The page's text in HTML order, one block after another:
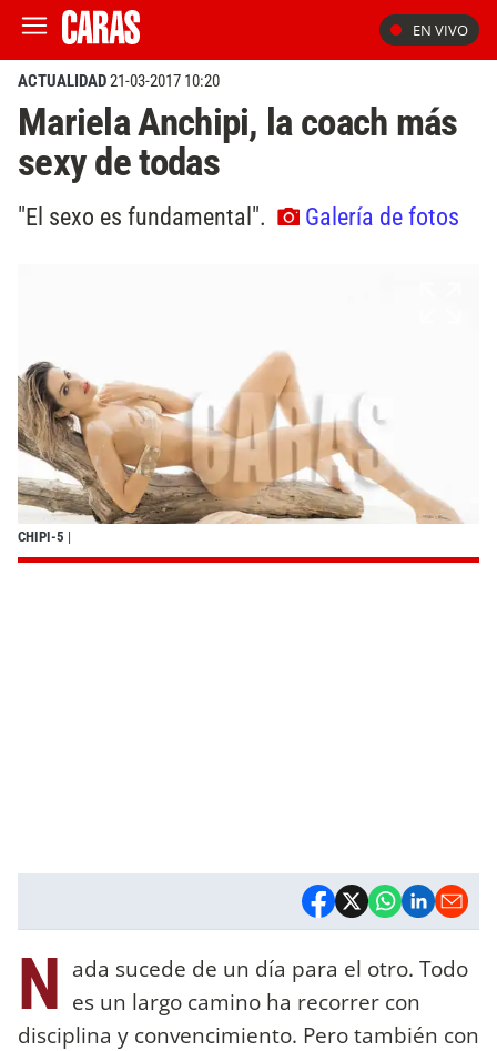
EN VIVO
ACTUALIDAD21-03-2017 10:20
Mariela Anchipi, la coach más
sexy de todas
"El sexo es fundamental". Galería de fotos
CHIPI-5 |
N ada sucede de un día para el otro. Todo
es un largo camino ha recorrer con
disciplina y convencimiento. Pero también con